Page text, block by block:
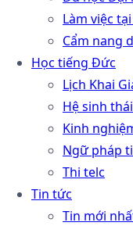
Làm việc
Cẩm nang
Học tiếng Đức
Lịch Khai
Hệ sinh
Kinh
Ngữ pháp
Thi telc
Tin tức
Tin mới